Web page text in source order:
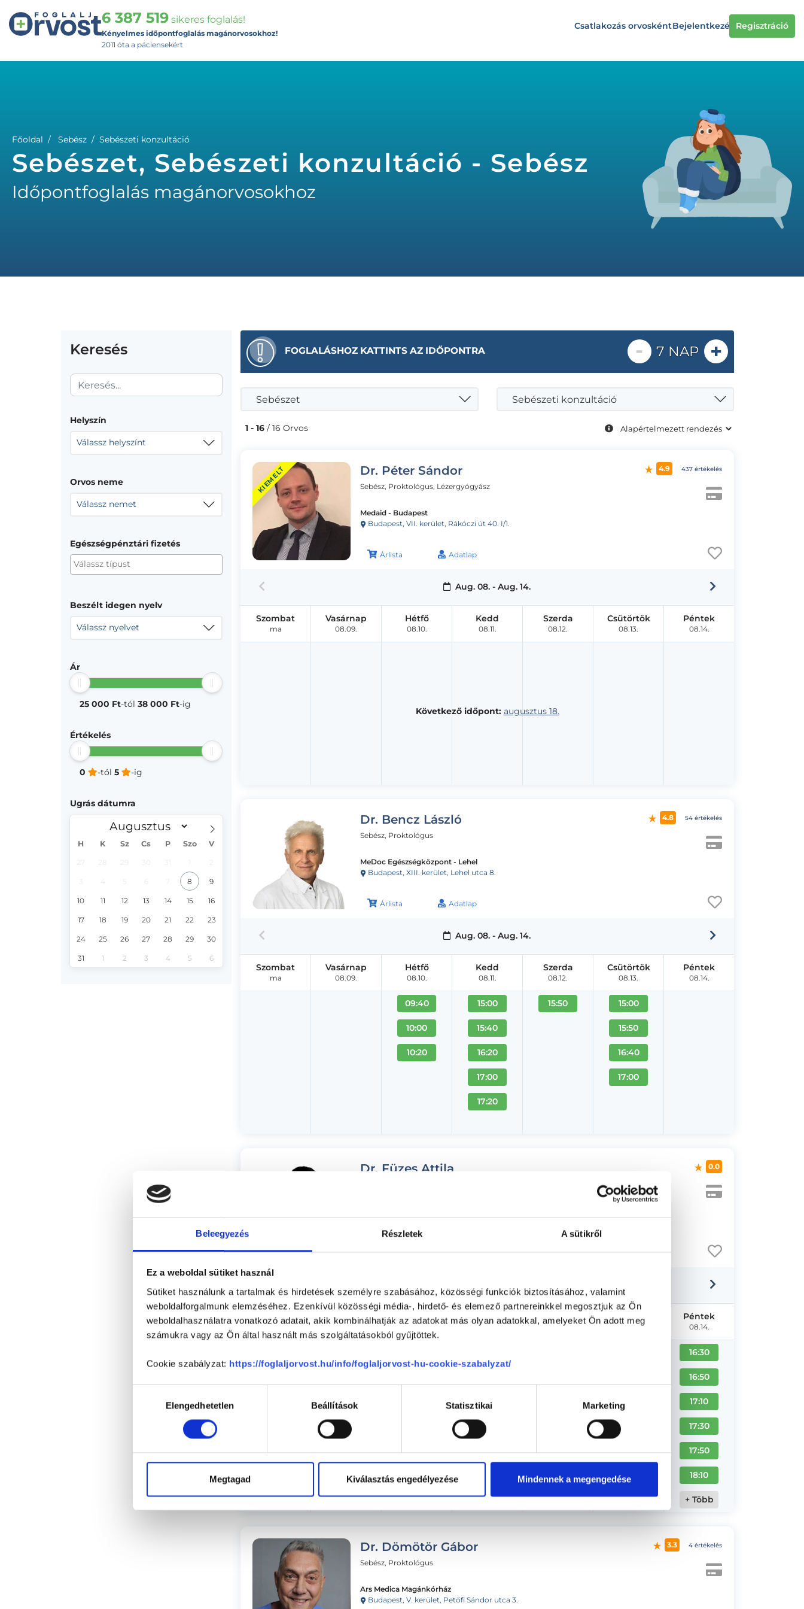
Beleegyezés Részletek A sütikről
Ez a weboldal sütiket használ
Sütiket használunk a tartalmak és hirdetések személyre szabásához, közösségi funkciók biztosításához, valamint
weboldalforgalmunk elemzéséhez. Ezenkívül közösségi média-, hirdető- és elemező partnereinkkel megosztjuk az Ön
weboldalhasználatra vonatkozó adatait, akik kombinálhatják az adatokat más olyan adatokkal, amelyeket Ön adott meg
számukra vagy az Ön által használt más szolgáltatásokból gyűjtöttek.
Cookie szabályzat: https://foglaljorvost.hu/info/foglaljorvost-hu-cookie-szabalyzat/
kiválasztásaElengedhetetlen Beállítások Statisztikai Marketing
Megtagad Kiválasztás engedélyezése Mindennek a megengedése
6 387 519 sikeres foglalás!
Kényelmes időpontfoglalás magánorvosokhoz!
2011 óta a páciensekért
Csatlakozás orvoskéntBejelentkezés Regisztráció
Főoldal Sebész Sebészeti konzultáció
Sebészet, Sebészeti konzultáció - Sebész
Időpontfoglalás magánorvosokhoz
Keresés
Helyszín
Válassz helyszínt
Orvos neme
Válassz nemet
Egészségpénztári fizetés
Beszélt idegen nyelv
Válassz nyelvet
Ár
25 000 Ft-tól 38 000 Ft-ig
Értékelés
0 -tól 5 -ig
Ugrás dátumra
H K Sz Cs P Szo V
8 9
10 11 12 13 14 15 16
17 18 19 20 21 22 23
24 25 26 27 28 29 30
31 1 2 3 4 5 6
FOGLALÁSHOZ KATTINTS AZ IDŐPONTRA - 7 NAP +
Sebészet Sebészeti konzultáció
1 - 16 / 16 Orvos
KIEMELT Dr. Péter Sándor
Sebész, Proktológus, Lézergyógyász
Medaid - Budapest
Budapest, VII. kerület, Rákóczi út 40. I/1.
Árlista Adatlap
4.9 437 értékelés
Aug. 08. - Aug. 14.
Következő időpont: augusztus 18.
Szombat
ma
Vasárnap
08.09.
Hétfő
08.10.
Kedd
08.11.
Szerda
08.12.
Csütörtök
08.13.
Péntek
08.14.
Dr. Bencz László
Sebész, Proktológus
MeDoc Egészségközpont - Lehel
Budapest, XIII. kerület, Lehel utca 8.
Árlista Adatlap
4.8 54 értékelés
Aug. 08. - Aug. 14.
Szombat
ma
Vasárnap
08.09.
Hétfő
08.10.
09:40
10:00
10:20
Kedd
08.11.
15:00
15:40
16:20
17:00
17:20
Szerda
08.12.
15:50
Csütörtök
08.13.
15:00
15:50
16:40
17:00
Péntek
08.14.
Dr. Füzes Attila
Árlista Adatlap
0.0
Szombat
ma
Vasárnap
08.09.
Hétfő
08.10.
Kedd
08.11.
Szerda
08.12.
Csütörtök
08.13.
Péntek
08.14.
16:30
16:50
17:10
17:30
17:50
18:10
+ Több
Dr. Dömötör Gábor
Sebész, Proktológus
Ars Medica Magánkórház
Budapest, V. kerület, Petőfi Sándor utca 3.
3.3 4 értékelés